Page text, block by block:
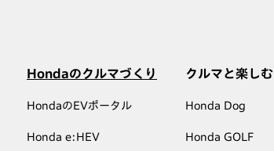
Hondaのクルマづくり
HondaのEVポータル
Honda e:HEV
クルマと楽しむ
Honda Dog
Honda GOLF